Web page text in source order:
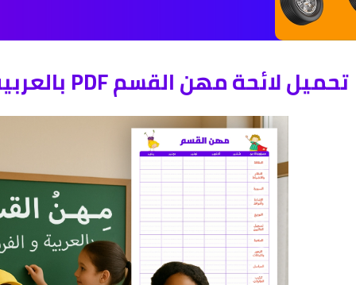
تحميل لائحة مهن القسم PDF بالعربية والفرنسية